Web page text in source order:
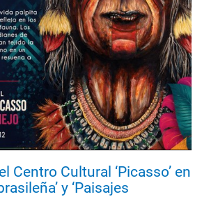
Centro Cultural ‘Picasso’ en
y ‘Paisajes